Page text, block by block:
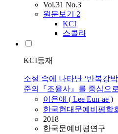
Vol.31 No.3
원문보기 2
KCI
스콜라
KCI등재
소설 속에 나타난 ‘반복강
준의『조율사』를 중심으
이은애 ( Lee Eun-ae )
한국현대문예비평학
2018
한국문예비평연구